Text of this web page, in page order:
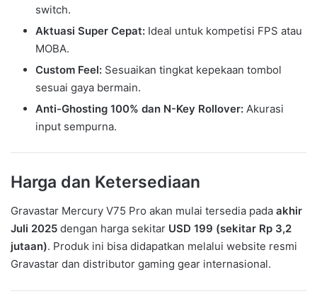
switch.
Aktuasi Super Cepat: Ideal untuk kompetisi FPS atau
MOBA.
Custom Feel: Sesuaikan tingkat kepekaan tombol
sesuai gaya bermain.
Anti-Ghosting 100% dan N-Key Rollover: Akurasi
input sempurna.
Harga dan Ketersediaan
Gravastar Mercury V75 Pro akan mulai tersedia pada akhir
Juli 2025 dengan harga sekitar USD 199 (sekitar Rp 3,2
jutaan). Produk ini bisa didapatkan melalui website resmi
Gravastar dan distributor gaming gear internasional.